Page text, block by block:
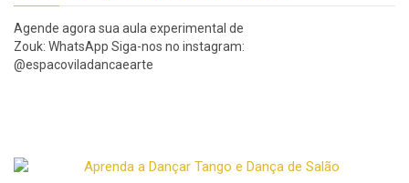
Agende agora sua aula experimental de
Zouk: WhatsApp Siga-nos no instagram:
@espacoviladancaearte